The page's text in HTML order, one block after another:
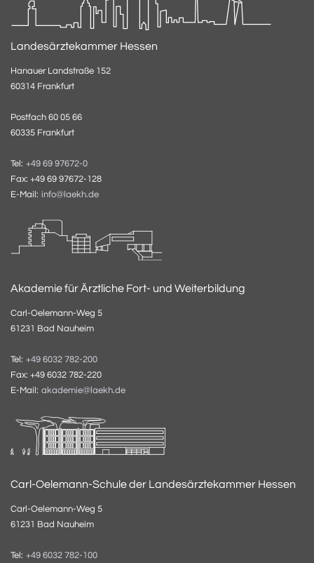
Landesärztekammer Hessen
Hanauer Landstraße 152
60314 Frankfurt
Postfach 60 05 66
60335 Frankfurt
Tel: +49 69 97672-0
Fax: +49 69 97672-128
E-Mail: info@laekh.de
Akademie für Ärztliche Fort- und Weiterbildung
Carl-Oelemann-Weg 5
61231 Bad Nauheim
Tel: +49 6032 782-200
Fax: +49 6032 782-220
E-Mail: akademie@laekh.de
Carl-Oelemann-Schule der Landesärztekammer Hessen
Carl-Oelemann-Weg 5
61231 Bad Nauheim
Tel: +49 6032 782-100